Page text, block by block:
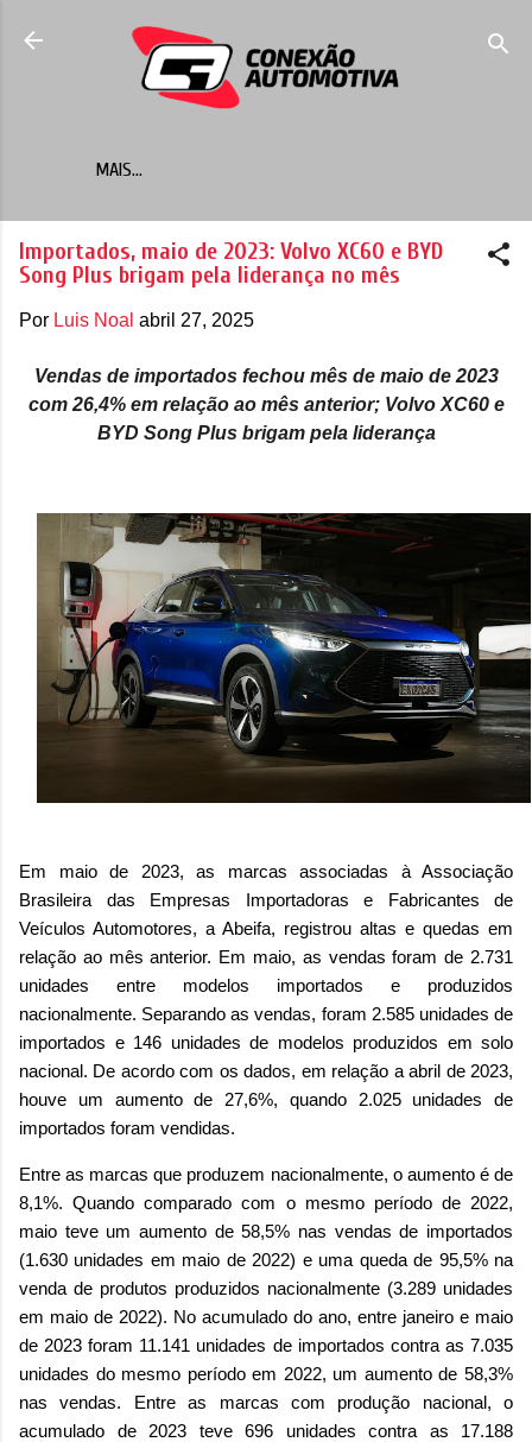
Pular para o conteúdo principal
MAIS…
Importados, maio de 2023: Volvo XC60 e BYD
Song Plus brigam pela liderança no mês
Por Luis Noal abril 27, 2025
Vendas de importados fechou mês de maio de 2023
com 26,4% em relação ao mês anterior; Volvo XC60 e
BYD Song Plus brigam pela liderança
Em maio de 2023, as marcas associadas à Associação
Brasileira das Empresas Importadoras e Fabricantes de
Veículos Automotores, a Abeifa, registrou altas e quedas em
relação ao mês anterior. Em maio, as vendas foram de 2.731
unidades entre modelos importados e produzidos
nacionalmente. Separando as vendas, foram 2.585 unidades de
importados e 146 unidades de modelos produzidos em solo
nacional. De acordo com os dados, em relação a abril de 2023,
houve um aumento de 27,6%, quando 2.025 unidades de
importados foram vendidas.
Entre as marcas que produzem nacionalmente, o aumento é de
8,1%. Quando comparado com o mesmo período de 2022,
maio teve um aumento de 58,5% nas vendas de importados
(1.630 unidades em maio de 2022) e uma queda de 95,5% na
venda de produtos produzidos nacionalmente (3.289 unidades
em maio de 2022). No acumulado do ano, entre janeiro e maio
de 2023 foram 11.141 unidades de importados contra as 7.035
unidades do mesmo período em 2022, um aumento de 58,3%
nas vendas. Entre as marcas com produção nacional, o
acumulado de 2023 teve 696 unidades contra as 17.188